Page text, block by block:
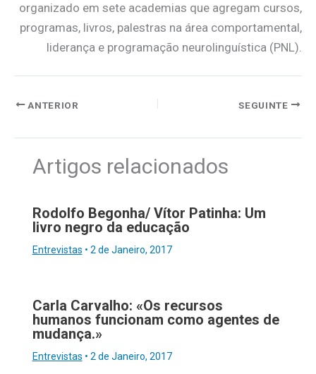
organizado em sete academias que agregam cursos,
programas, livros, palestras na área comportamental,
liderança e programação neurolinguística (PNL).
ANTERIOR SEGUINTE
Artigos relacionados
Rodolfo Begonha/ Vítor Patinha: Um
livro negro da educação
Entrevistas • 2 de Janeiro, 2017
Carla Carvalho: «Os recursos
humanos funcionam como agentes de
mudança.»
Entrevistas • 2 de Janeiro, 2017